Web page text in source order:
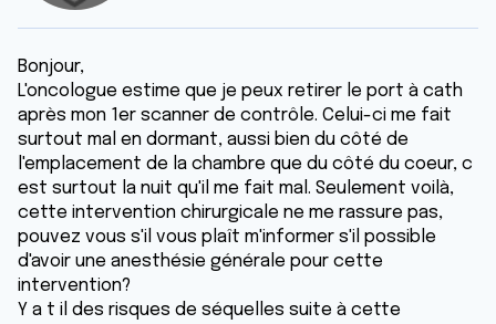
Bonjour,
L'oncologue estime que je peux retirer le port à cath
après mon 1er scanner de contrôle. Celui-ci me fait
surtout mal en dormant, aussi bien du côté de
l'emplacement de la chambre que du côté du coeur, c
est surtout la nuit qu'il me fait mal. Seulement voilà,
cette intervention chirurgicale ne me rassure pas,
pouvez vous s'il vous plaît m'informer s'il possible
d'avoir une anesthésie générale pour cette
intervention?
Y a t il des risques de séquelles suite à cette